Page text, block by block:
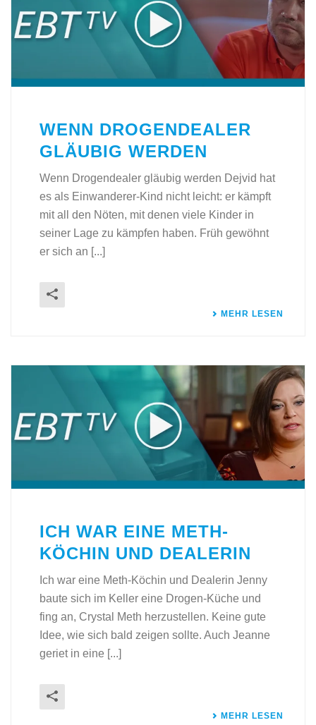
WENN DROGENDEALER
GLÄUBIG WERDEN
Wenn Drogendealer gläubig werden Dejvid hat
es als Einwanderer-Kind nicht leicht: er kämpft
mit all den Nöten, mit denen viele Kinder in
seiner Lage zu kämpfen haben. Früh gewöhnt
er sich an [...]
MEHR LESEN
ICH WAR EINE METH-
KÖCHIN UND DEALERIN
Ich war eine Meth-Köchin und Dealerin Jenny
baute sich im Keller eine Drogen-Küche und
fing an, Crystal Meth herzustellen. Keine gute
Idee, wie sich bald zeigen sollte. Auch Jeanne
geriet in eine [...]
MEHR LESEN